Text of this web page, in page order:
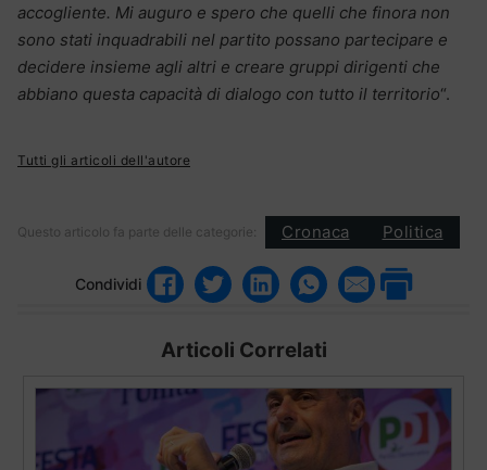
accogliente. Mi auguro e spero che quelli che finora non
sono stati inquadrabili nel partito possano partecipare e
decidere insieme agli altri e creare gruppi dirigenti che
abbiano questa capacità di dialogo con tutto il territorio“.
Tutti gli articoli dell'autore
Questo articolo fa parte delle categorie: Cronaca Politica
Condividi
Articoli Correlati